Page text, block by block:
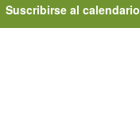
Suscribirse al calendario